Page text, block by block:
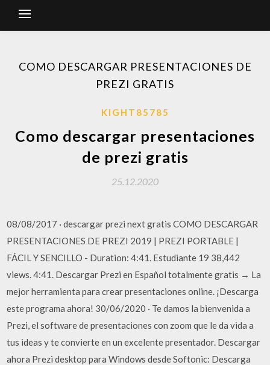
COMO DESCARGAR PRESENTACIONES DE
PREZI GRATIS
KIGHT85785
Como descargar presentaciones
de prezi gratis
25.12.2020
08/08/2017 · descargar prezi next gratis COMO DESCARGAR
PRESENTACIONES DE PREZI 2019 | PREZI PORTABLE |
FÁCIL Y SENCILLO - Duration: 4:41. Estudiante 19 38,442
views. 4:41. Descargar Prezi en Español totalmente gratis → La
mejor herramienta para crear presentaciones online. ¡Descarga
este programa ahora! 30/06/2020 · Te damos la bienvenida a
Prezi, el software de presentaciones con zoom que le da vida a
tus ideas y te convierte en un excelente presentador. Descargar
ahora Prezi desktop para Windows desde Softonic: Descarga